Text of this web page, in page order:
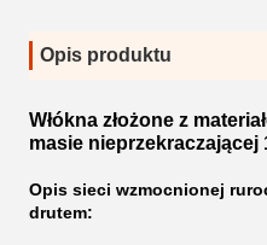
Opis produktu
Włókna złożone z
masie nieprzekraczającej
Opis sieci wzmocnionej
drutem: